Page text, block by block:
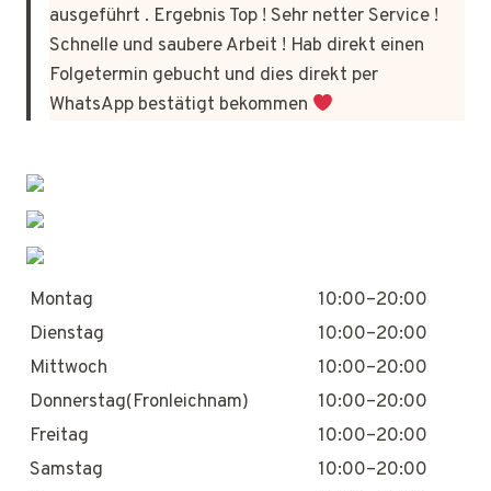
ausgeführt . Ergebnis Top ! Sehr netter Service !
Schnelle und saubere Arbeit ! Hab direkt einen
Folgetermin gebucht und dies direkt per
WhatsApp bestätigt bekommen
Montag
10:00–20:00
Dienstag
10:00–20:00
Mittwoch
10:00–20:00
Donnerstag(Fronleichnam)
10:00–20:00
Freitag
10:00–20:00
Samstag
10:00–20:00